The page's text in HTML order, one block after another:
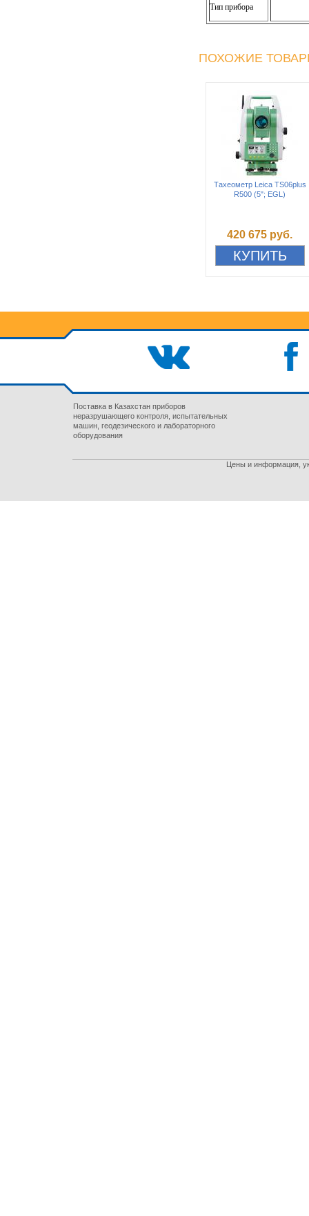
Тип прибора
ПОХОЖИЕ
Тахеометр Leica TS06plus
R500 (5"; EGL)
420 675 руб.
Поставка в Казахстан приборов
неразрушающего контроля, испытательных
машин, геодезического и лабораторного
оборудования
Цены и информация,